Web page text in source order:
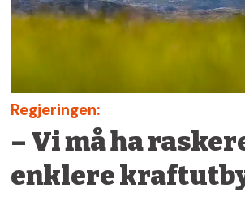
Regjeringen:
– Vi må ha
enklere